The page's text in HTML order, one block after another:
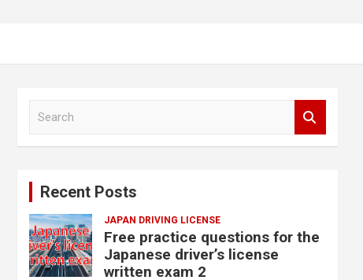
Recent Posts
JAPAN DRIVING LICENSE
Free practice questions for the
Japanese driver’s license
written exam 2